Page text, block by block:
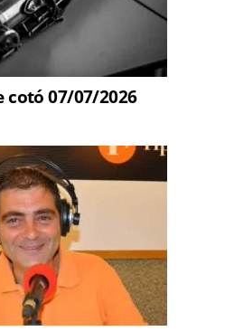
cotó 07/07/2026